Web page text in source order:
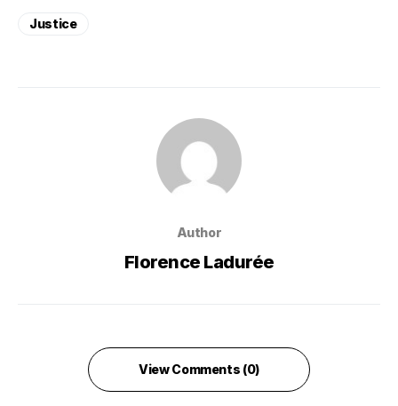
Justice
Author
Florence Ladurée
View Comments (0)